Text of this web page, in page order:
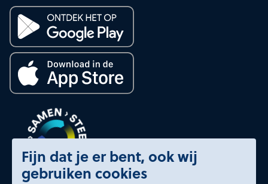
Fijn dat je er bent, ook wij
gebruiken cookies